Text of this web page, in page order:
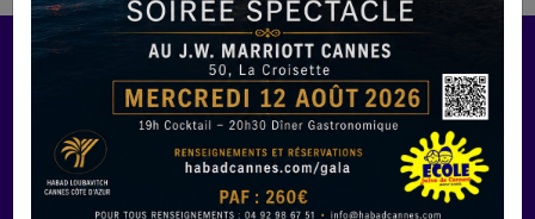
Manger Cacher
Liste des restaurants cacher
Restaurants cacher à Paris
Restaurants cacher à Deauville